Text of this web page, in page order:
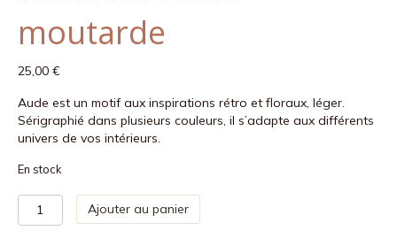
moutarde
25,00 €
Aude est un motif aux inspirations rétro et floraux, léger.
Sérigraphié dans plusieurs couleurs, il s’adapte aux différents
univers de vos intérieurs.
En stock
quantité
de
Ajouter au panier